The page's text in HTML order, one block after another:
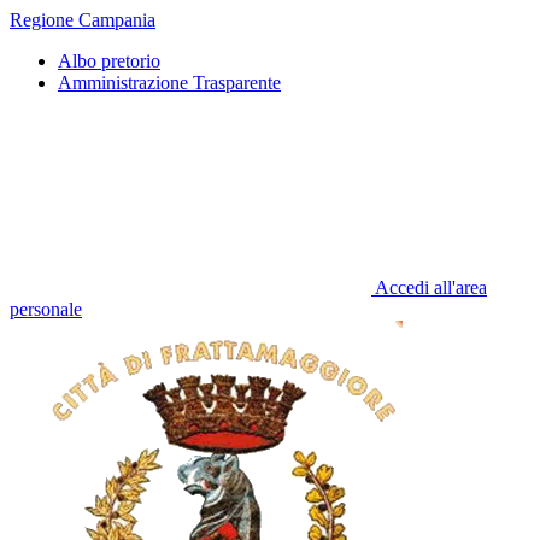
Regione Campania
Albo pretorio
Amministrazione Trasparente
Accedi all'area
personale